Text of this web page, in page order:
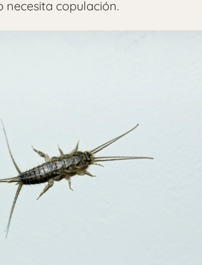
necesita copulación.